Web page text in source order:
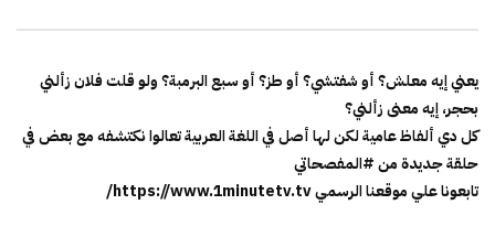
يعني إيه معلش؟ أو شفتشي؟ أو طز؟ أو سبع البرمبة؟ ولو قلت فلان زألني
بحجر، إيه معنى زألني؟
كل دي ألفاظ عامية لكن لها أصل في اللغة العربية تعالوا نكتشفه مع بعض في
حلقة جديدة من #المفصحاتي
تابعونا علي موقعنا الرسمي https://www.1minutetv.tv/